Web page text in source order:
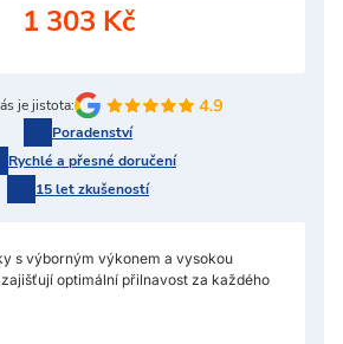
1 303 Kč
je jistota:
Poradenství
Rychlé a přesné doručení
15 let zkušeností
s výborným výkonem a vysokou
optimální přilnavost za každého